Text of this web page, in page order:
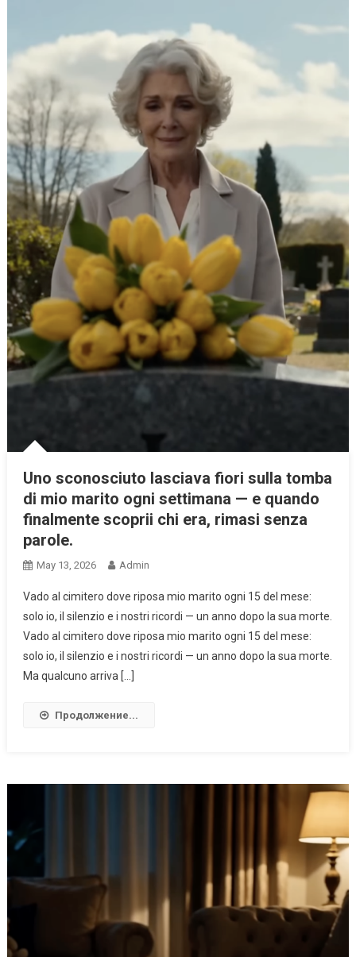
Uno sconosciuto lasciava fiori sulla tomba
di mio marito ogni settimana — e quando
finalmente scoprii chi era, rimasi senza
parole.
May 13, 2026 Admin
Vado al cimitero dove riposa mio marito ogni 15 del mese:
solo io, il silenzio e i nostri ricordi — un anno dopo la sua morte.
Vado al cimitero dove riposa mio marito ogni 15 del mese:
solo io, il silenzio e i nostri ricordi — un anno dopo la sua morte.
Ma qualcuno arriva […]
Продолжение...